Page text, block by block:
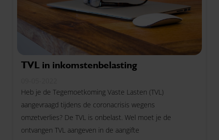
TVL in inkomstenbelasting
Heb je de Tegemoetkoming Vaste Lasten (TVL)
aangevraagd tijdens de coronacrisis wegens
omzetverlies? De TVL is onbelast. Wel moet je de
ontvangen TVL aangeven in de aangifte